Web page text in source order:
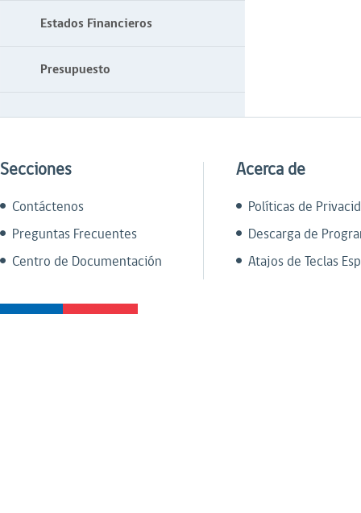
Estados Financieros
Presupuesto
Secciones
Contáctenos
Preguntas Frecuentes
Centro de Documentación
Acerca de
Políticas de
Descarga de
Atajos de Teclas